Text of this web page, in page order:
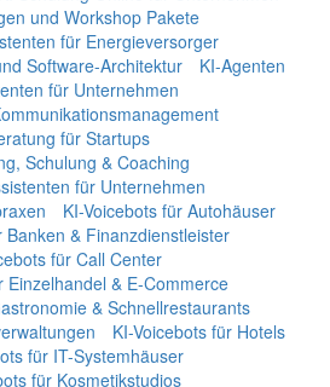
und Workshop Pakete
für Energieversorger
Software-Architektur
KI-Agenten
für Unternehmen
für Startups
Schulung & Coaching
für Unternehmen
KI-Voicebots für Autohäuser
Banken & Finanzdienstleister
für Call Center
Einzelhandel & E-Commerce
& Schnellrestaurants
KI-Voicebots für Hotels
für IT-Systemhäuser
für Kosmetikstudios